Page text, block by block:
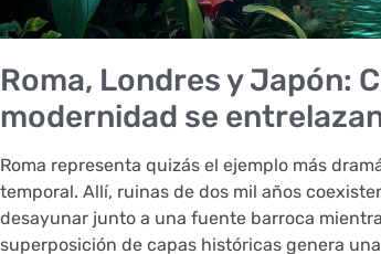
Roma, Londres y Japón:
modernidad se
Roma representa quizás el ejemplo más
temporal. Allí, ruinas de dos mil años
desayunar junto a una fuente barroca
superposición de capas históricas genera